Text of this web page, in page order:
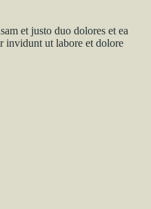
et justo duo dolores et ea
invidunt ut labore et dolore